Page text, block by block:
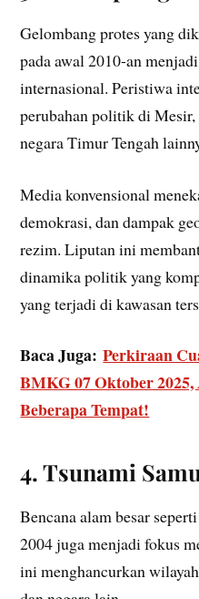
Gelombang protes yang
pada awal 2010-an
internasional. Peristiwa
perubahan politik di
negara Timur Tengah
Media konvensional
demokrasi, dan dampak
rezim. Liputan ini
dinamika politik yang
yang terjadi di kawasan
Baca Juga:Perkiraan
BMKG 07 Oktober
Beberapa Tempat!
4. Tsunami
Bencana alam besar
2004 juga menjadi fokus
ini menghancurkan